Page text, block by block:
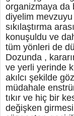
organizmaya da
diyelim
sıkılaştırma
konuşuldu ve
tüm yönleri de
Dozunda ,
ve yerli yerinde
akılcı şekilde
müdahale
tıkır ve hiç bir
değişken